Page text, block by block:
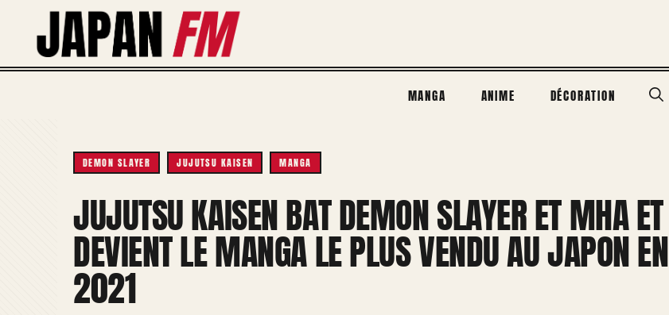
contenu
MANGA ANIME DÉCORATION
DEMON SLAYER JUJUTSU KAISEN MANGA
JUJUTSU KAISEN BAT DEMON SLAYER ET MHA ET
DEVIENT LE MANGA LE PLUS VENDU AU JAPON EN
2021